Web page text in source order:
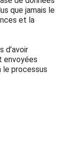
que jamais le
et la
d’avoir
envoyées
le processus